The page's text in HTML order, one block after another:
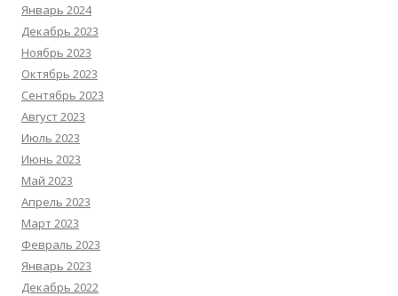
Январь 2024
Декабрь 2023
Ноябрь 2023
Октябрь 2023
Сентябрь 2023
Август 2023
Июль 2023
Июнь 2023
Май 2023
Апрель 2023
Март 2023
Февраль 2023
Январь 2023
Декабрь 2022